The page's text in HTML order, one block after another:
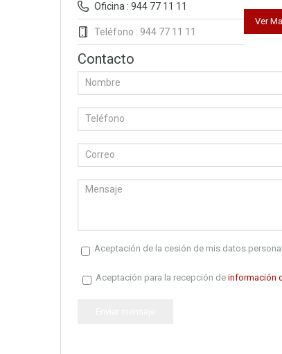
Oficina : 944 77 11 11
Teléfono : 944 77 11 11
Ver
Contacto
Aceptación de la cesión de mis datos
Aceptación para la recepción de información